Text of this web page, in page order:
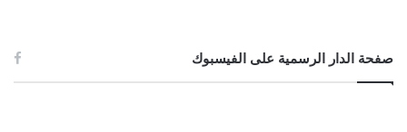
صفحة الدار الرسمية على الفيسبوك